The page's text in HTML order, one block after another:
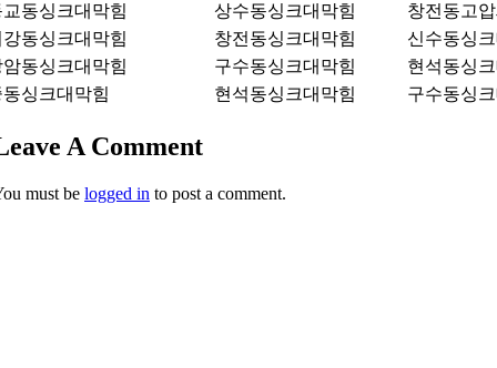
동싱크대막힘
상수동싱크대막힘
창전동고
동싱크대막힘
창전동싱크대막힘
신수동싱
동싱크대막힘
구수동싱크대막힘
현석동싱
싱크대막힘
현석동싱크대막힘 구수동싱
A Comment
must be logged in to post a comment.